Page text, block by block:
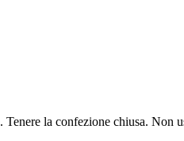
la confezione chiusa.